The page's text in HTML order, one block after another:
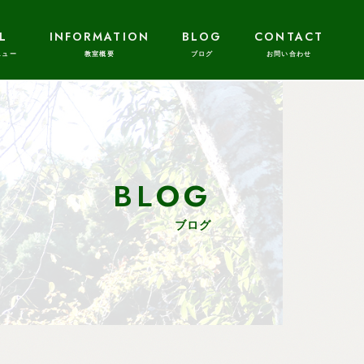
INFORMATION BLOG CONTACT
BLOG
ブログ